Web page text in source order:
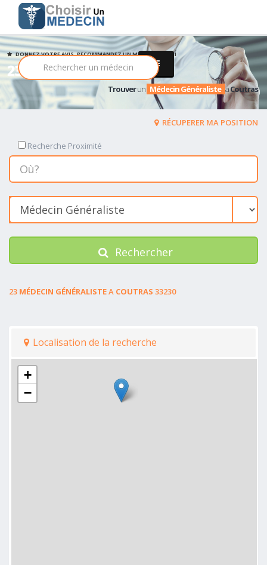
23 Médecin Généraliste
DONNEZ VOTRE AVIS, RECOMMANDEZ UN MEDECIN PARMI
Trouverun Médecin Généraliste aCoutras
RÉCUPERER MA POSITION
Recherche Proximité
Rechercher
23 MÉDECIN GÉNÉRALISTEA COUTRAS 33230
Localisation de la recherche
+
−